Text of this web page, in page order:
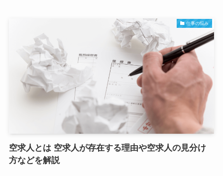
仕事の悩み
空求人とは 空求人が存在する理由や空求人の見分け
方などを解説